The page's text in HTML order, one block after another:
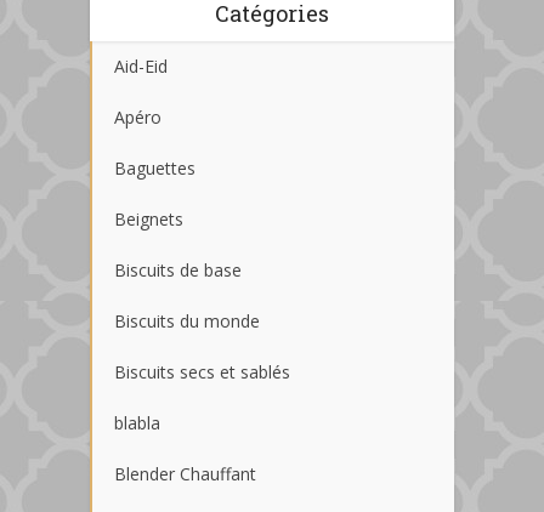
Catégories
Aid-Eid
Apéro
Baguettes
Beignets
Biscuits de base
Biscuits du monde
Biscuits secs et sablés
blabla
Blender Chauffant